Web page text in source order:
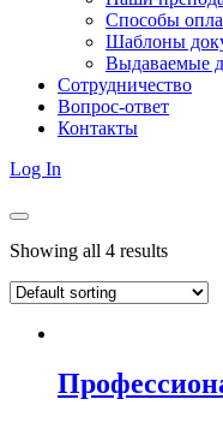
Способы
Шаблоны
Выдаваемые
Сотрудничество
Вопрос-ответ
Контакты
Log In
Showing all 4 results